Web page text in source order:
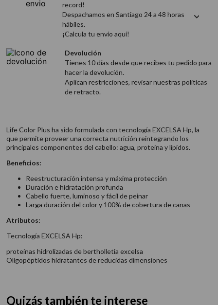
record!
Despachamos en Santiago 24 a 48 horas
hábiles.
¡Calcula tu envío aquí!
Devolución
Tienes 10 días desde que recibes tu pedido para
hacer la devolución.
Aplican restricciones, revisar nuestras politicas
de retracto.
Life Color Plus ha sido formulada con tecnología EXCELSA Hp, la
que permite proveer una correcta nutrición reintegrando los
principales componentes del cabello: agua, proteína y lípidos.
Beneficios:
Reestructuración intensa y máxima protección
Duración e hidratación profunda
Cabello fuerte, luminoso y fácil de peinar
Larga duración del color y 100% de cobertura de canas
Atributos:
Tecnología EXCELSA Hp:
proteínas hidrolizadas de bertholletia excelsa
Oligopéptidos hidratantes de reducidas dimensiones
Quizás también te interese